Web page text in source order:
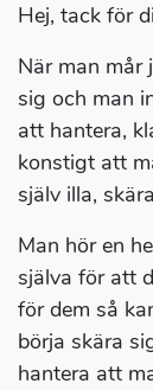
Hej, tack för
När man mår
sig och man
att hantera,
konstigt att
själv illa,
Man hör en
själva för att
för dem så
börja skära
hantera att